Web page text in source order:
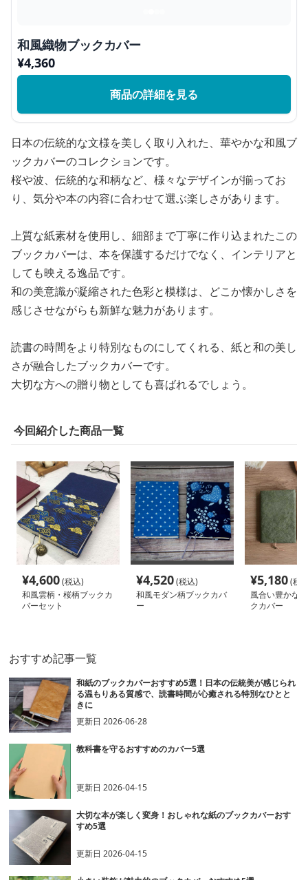
和風織物ブックカバー
¥4,360
商品の詳細を見る
日本の伝統的な文様を美しく取り入れた、華やかな和風ブ
ックカバーのコレクションです。
桜や波、伝統的な和柄など、様々なデザインが揃ってお
り、気分や本の内容に合わせて選ぶ楽しさがあります。
上質な紙素材を使用し、細部まで丁寧に作り込まれたこの
ブックカバーは、本を保護するだけでなく、インテリアと
しても映える逸品です。
和の美意識が凝縮された色彩と模様は、どこか懐かしさを
感じさせながらも新鮮な魅力があります。
読書の時間をより特別なものにしてくれる、紙と和の美し
さが融合したブックカバーです。
大切な方への贈り物としても喜ばれるでしょう。
今回紹介した商品一覧
¥4,600(税込)
和風雲柄・桜柄ブックカ
バーセット
¥4,520(税込)
和風モダン柄ブックカバ
ー
¥5,180(税
風合い豊かな
クカバー
おすすめ記事一覧
和紙のブックカバーおすすめ5選！日本の伝統美が感じられ
る温もりある質感で、読書時間が心癒される特別なひとと
きに
更新日2026-06-28
教科書を守るおすすめのカバー5選
更新日2026-04-15
大切な本が楽しく変身！おしゃれな紙のブックカバーおす
すめ5選
更新日2026-04-15